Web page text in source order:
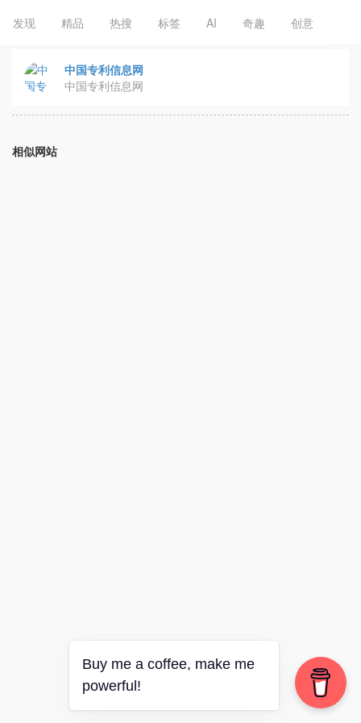
发现 精品 热搜 标签 AI 奇趣 创意
中国专利信息网
中国专利信息网
相似网站
Buy me a coffee, make me
powerful!